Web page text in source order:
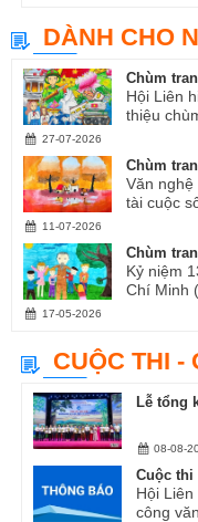
DÀNH CHO
Chùm
Hội Liên
thiệu
27-07-2026
Chùm
Văn
tài cuộc
11-07-2026
Chùm
Kỷ niệm
Chí Minh
17-05-2026
CUỘC THI -
Lễ tổng
08-08-
Cuộc thi
Hội
công